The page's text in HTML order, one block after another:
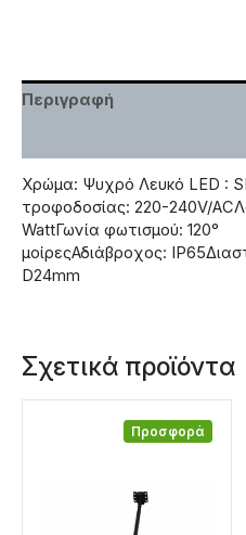
Περιγραφή
Χρώμα: Ψυχρό Λευκό LED :
τροφοδοσίας: 220-240V/
WattΓωνία φωτισμού: 120°
μοίρεςΑδιάβροχος:
D24mm
Σχετικά προϊόντα
Προσφορά